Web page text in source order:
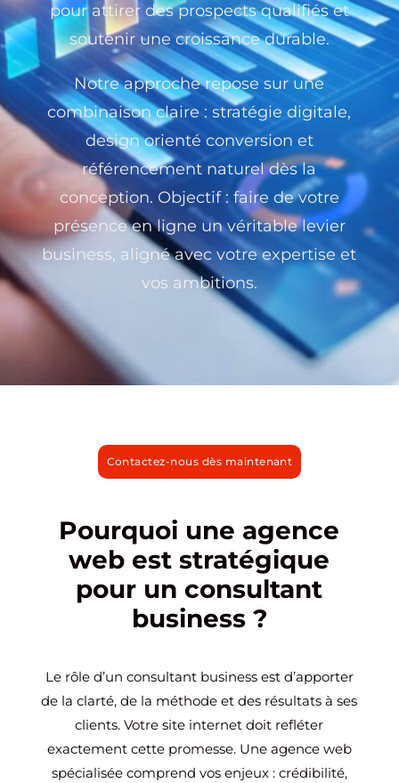
pour attirer des prospects qualifiés et
soutenir une croissance durable.
Notre approche repose sur une
combinaison claire : stratégie digitale,
design orienté conversion et
référencement naturel dès la
conception. Objectif : faire de votre
présence en ligne un véritable levier
business, aligné avec votre expertise et
vos ambitions.
Contactez-nous dès maintenant
Pourquoi une agence
web est stratégique
pour un consultant
business ?
Le rôle d’un consultant business est d’apporter
de la clarté, de la méthode et des résultats à ses
clients. Votre site internet doit refléter
exactement cette promesse. Une agence web
spécialisée comprend vos enjeux : crédibilité,